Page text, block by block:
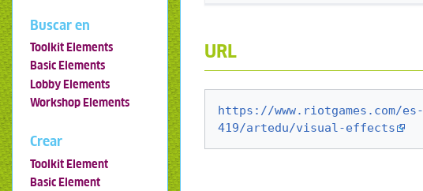
URL
https://www.riotgames.com/es-
419/artedu/visual-effects
Buscar en
Toolkit Elements
Basic Elements
Lobby Elements
Workshop Elements
Crear
Toolkit Element
Basic Element